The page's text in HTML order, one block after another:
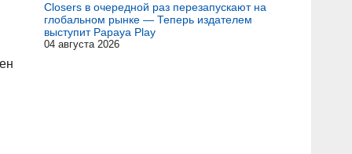
Closers в очередной раз перезапускают на
глобальном рынке — Теперь издателем
выступит Papaya Play
04 августа 2026